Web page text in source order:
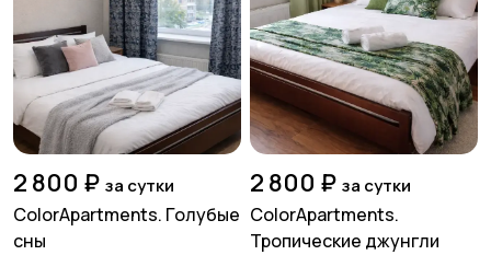
2 800 ₽ за сутки
ColorApartments. Голубые
сны
2 800 ₽ за сутки
ColorApartments.
Тропические джунгли